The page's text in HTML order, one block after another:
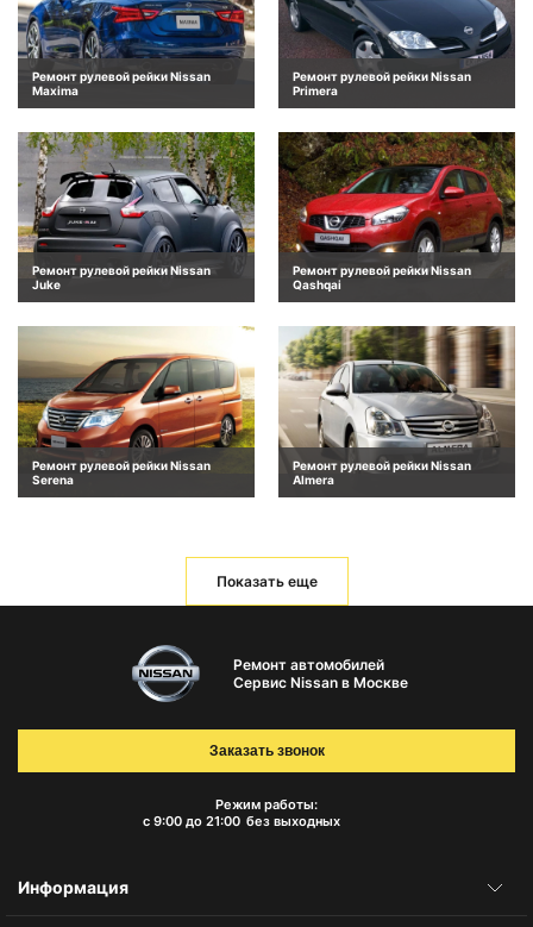
Ремонт рулевой рейки Nissan
Maxima
Ремонт рулевой рейки Nissan
Primera
Ремонт рулевой рейки Nissan
Juke
Ремонт рулевой рейки Nissan
Qashqai
Ремонт рулевой рейки Nissan
Serena
Ремонт рулевой рейки Nissan
Almera
Показать еще
Ремонт автомобилей
Сервис Nissan в Москве
Режим работы:
с 9:00 до 21:00 без выходных
Заказать звонок
Информация